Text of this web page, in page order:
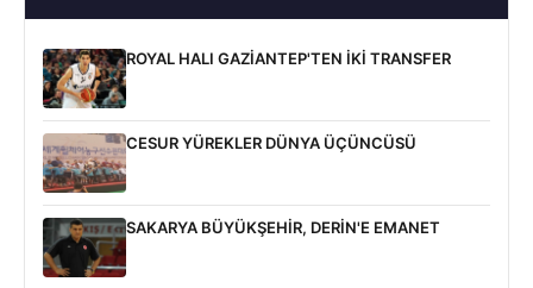
ROYAL HALI GAZİANTEP'TEN İKİ TRANSFER
CESUR YÜREKLER DÜNYA ÜÇÜNCÜSÜ
SAKARYA BÜYÜKŞEHİR, DERİN'E EMANET